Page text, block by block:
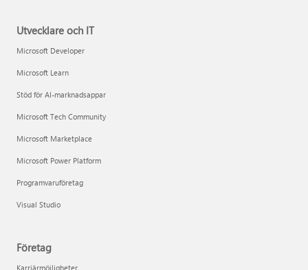
Utvecklare och IT
Microsoft Developer
Microsoft Learn
Stöd för AI-marknadsappar
Microsoft Tech Community
Microsoft Marketplace
Microsoft Power Platform
Programvaruföretag
Visual Studio
Företag
Karriärmöjligheter